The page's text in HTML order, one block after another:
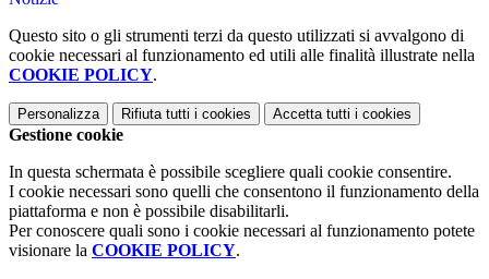
Questo sito o gli strumenti terzi da questo utilizzati si avvalgono di
cookie necessari al funzionamento ed utili alle finalità illustrate nella
COOKIE POLICY.
Personalizza Rifiuta tutti i cookies Accetta tutti i cookies
Gestione cookie
In questa schermata è possibile scegliere quali cookie consentire.
I cookie necessari sono quelli che consentono il funzionamento della
piattaforma e non è possibile disabilitarli.
Per conoscere quali sono i cookie necessari al funzionamento potete
visionare la COOKIE POLICY.